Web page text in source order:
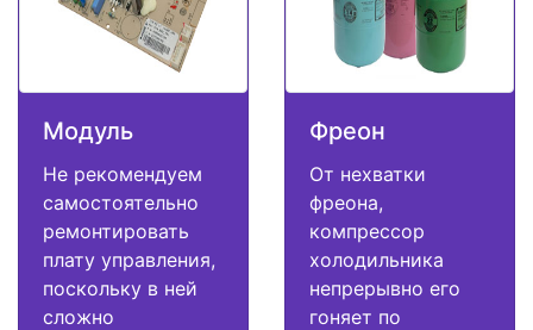
Модуль
Не рекомендуем
самостоятельно
ремонтировать
плату управления,
поскольку в ней
сложно
Фреон
От нехватки
фреона,
компрессор
холодильника
непрерывно его
гоняет по